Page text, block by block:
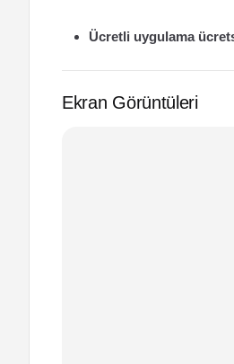
Ücretli uygulama
Ekran Görüntüleri